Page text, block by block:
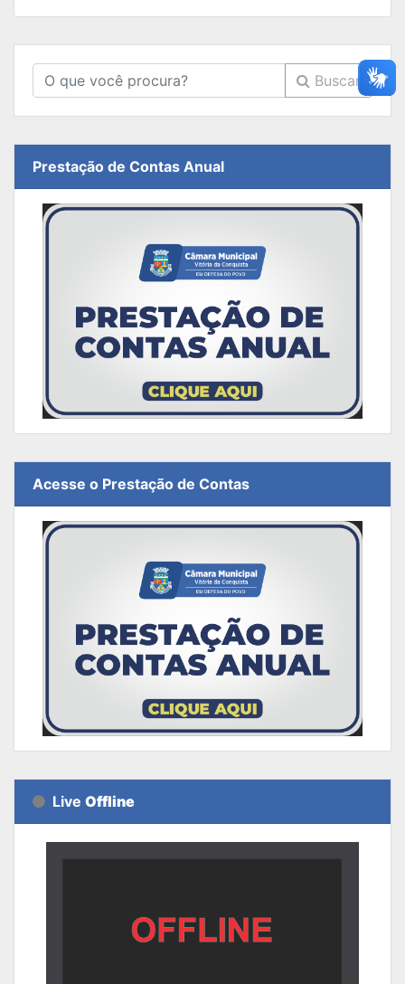
Buscar
Prestação de Contas Anual
Acesse o Prestação de Contas
Live Offline